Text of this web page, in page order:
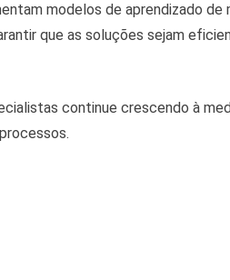
modelos de aprendizado de
que as soluções sejam
continue crescendo à